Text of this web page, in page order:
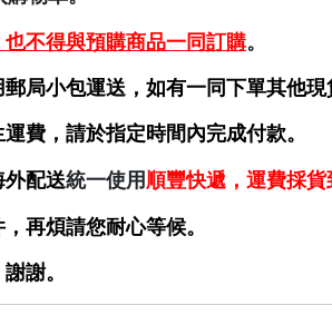
不得與預購商品一同訂購。
局小包運送，如有一同下單其他
費 ，請於指定時間內完成付款。
外配送統一使用順豐快遞，運費採
再煩請您耐心等候。
謝。